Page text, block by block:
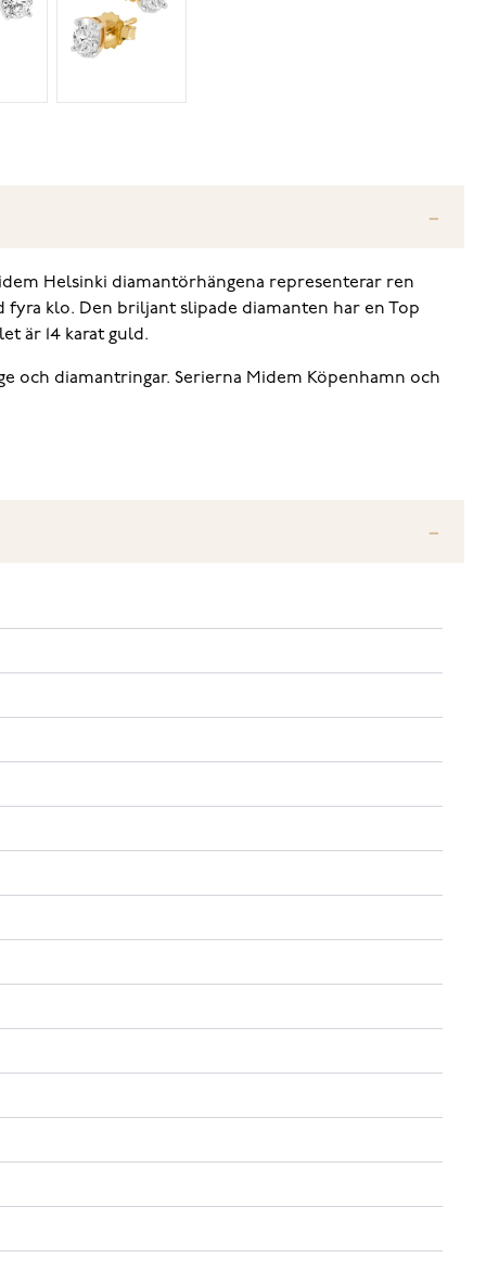
Helsinki diamantörhängena representerar ren
klo. Den briljant slipade diamanten har en Top
är 14 karat guld.
och diamantringar. Serierna Midem Köpenhamn och